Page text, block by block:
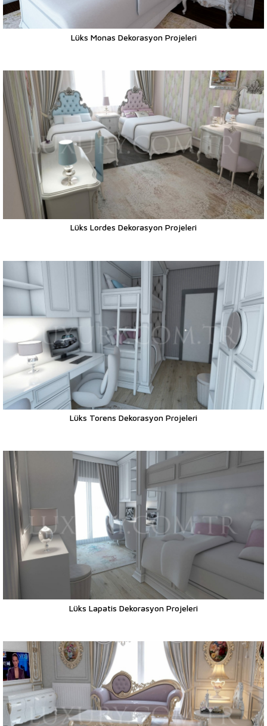
Lüks Monas Dekorasyon Projeleri
Lüks Lordes Dekorasyon Projeleri
Lüks Torens Dekorasyon Projeleri
Lüks Lapatis Dekorasyon Projeleri